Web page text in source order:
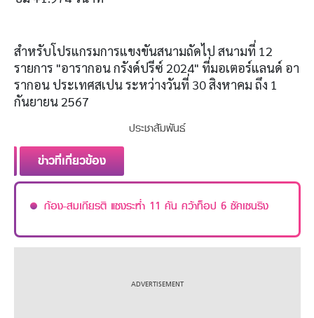
สำหรับโปรแกรมการแขงขันสนามถัดไป สนามที่ 12
รายการ "อารากอน กรังด์ปรีซ์ 2024" ที่มอเตอร์แลนด์ อา
รากอน ประเทศสเปน ระหว่างวันที่ 30 สิงหาคม ถึง 1
กันยายน 2567
ประชาสัมพันธ์
ข่าวที่เกี่ยวข้อง
ก้อง-สมเกียรติ แซงระห่ำ 11 คัน คว้าท็อป 6 ซัคเซนริง